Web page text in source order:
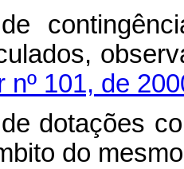
nº 101, de
dotações
do